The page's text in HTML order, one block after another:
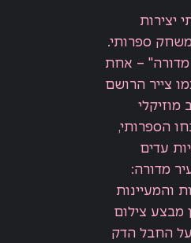
יצירות
ספרותי.
מדורה" – אחת
בגודלה. כמו צייר הרושם
מוזיקלי
הספרותי,
עדים
מדורה:
והמעיינות
מבצע צילום
על החבל הדק